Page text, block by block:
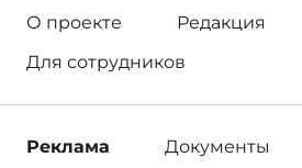
О проекте
Редакция
Для сотрудников
Реклама Документы